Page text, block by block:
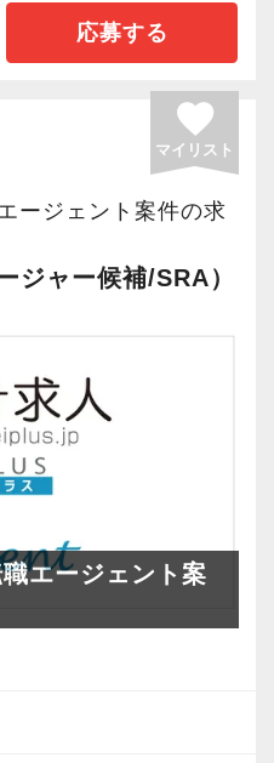
けているのは、何で
人一人の考え方を尊
たいと思っていま
いお客様からも信頼さ
組織にしていきたい
のも当社の特徴。
”な人が多く、お客様の
ために、本気になれ
場です。
の道筋が明確になっ
どんどん達成してい
！
仕事ができる方
ロとして専門性を高
】
人決算など基礎的業
相続税申告など
事業承継対策、組織
を経て、メインの担
巡回監査、小規模法
応募する
favorite
マイリスト
ージェント案件の求
ジャー候補/SRA）
エージェント案